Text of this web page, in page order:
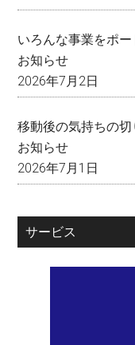
いろんな事業をポ
お知らせ
2026年7月2日
移動後の気持ちの
お知らせ
2026年7月1日
サービス